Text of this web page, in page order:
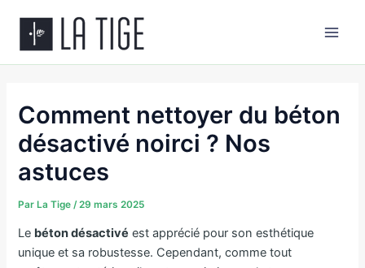
contenu
Comment nettoyer du béton
désactivé noirci ? Nos
astuces
Par La Tige/29 mars 2025
​Le béton désactivé est apprécié pour son esthétique
unique et sa robustesse. Cependant, comme tout